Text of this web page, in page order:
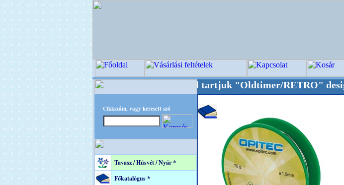
Cikkszám, vagy keresett szó
Tavasz / Húsvét / Nyár *
Főkatalógus *
+++++++ Oldalunkat akarattal tartjuk "Oldtimer/RETRO" designba!